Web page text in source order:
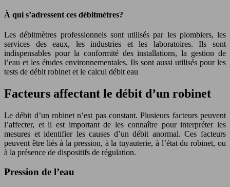
À qui s’adressent ces débitmètres?
Les débitmètres professionnels sont utilisés par les plombiers, les
services des eaux, les industries et les laboratoires. Ils sont
indispensables pour la conformité des installations, la gestion de
l’eau et les études environnementales. Ils sont aussi utilisés pour les
tests de débit robinet et le calcul débit eau
Facteurs affectant le débit d’un robinet
Le débit d’un robinet n’est pas constant. Plusieurs facteurs peuvent
l’affecter, et il est important de les connaître pour interpréter les
mesures et identifier les causes d’un débit anormal. Ces facteurs
peuvent être liés à la pression, à la tuyauterie, à l’état du robinet, ou
à la présence de dispositifs de régulation.
Pression de l’eau